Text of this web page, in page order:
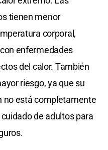
tienen menor
corporal,
enfermedades
del calor. También
riesgo, ya que su
no está completamente
de adultos para